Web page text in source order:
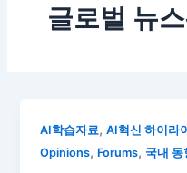
글로벌 뉴
AI학습자료,AI혁신 하이라
Opinions, Forums, 국내 동